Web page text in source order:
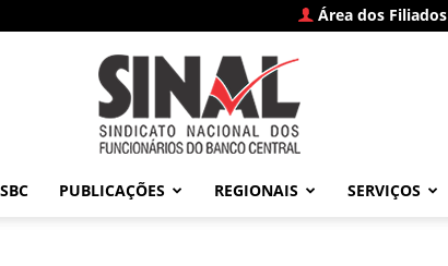
Área dos Filiados
PUBLICAÇÕES REGIONAIS SERVIÇOS